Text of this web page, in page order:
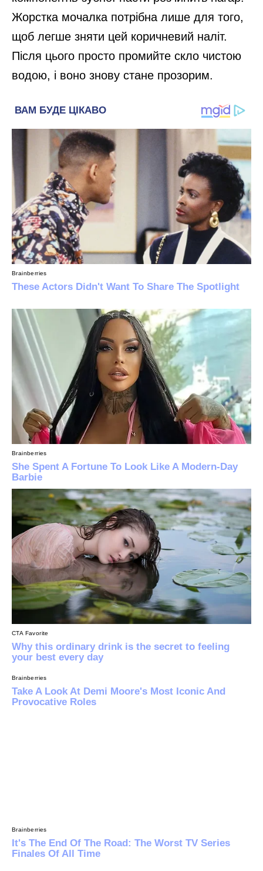
Жорстка мочалка потрібна лише для того,
щоб легше зняти цей коричневий наліт.
Після цього просто промийте скло чистою
водою, і воно знову стане прозорим.